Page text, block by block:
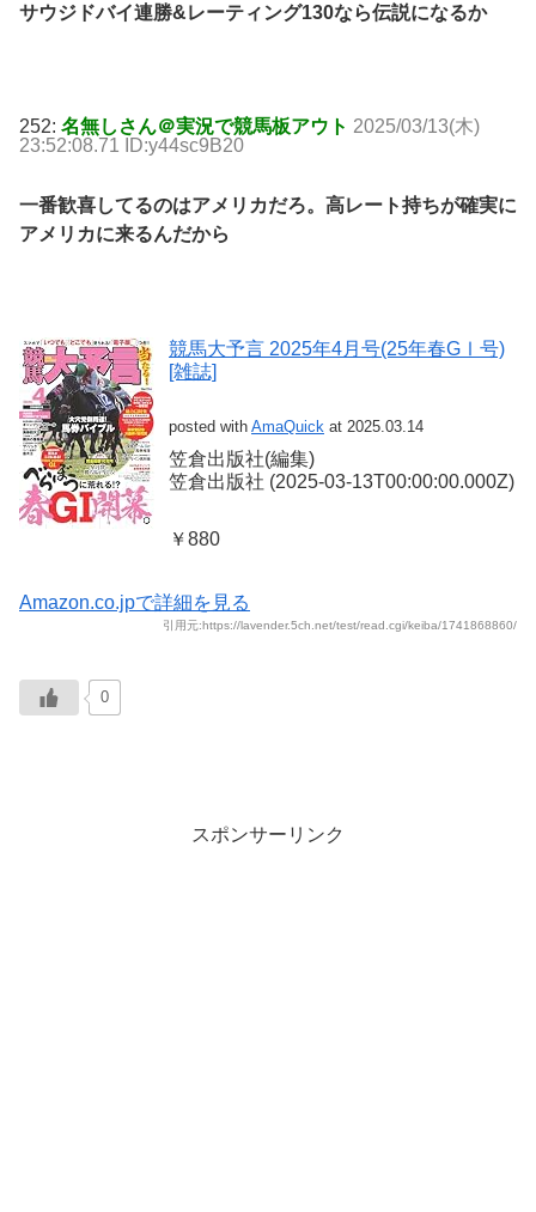
サウジドバイ連勝&レーティング130なら伝説になるか
252: 名無しさん＠実況で競馬板アウト 2025/03/13(木)
23:52:08.71 ID:y44sc9B20
一番歓喜してるのはアメリカだろ。高レート持ちが確実に
アメリカに来るんだから
競馬大予言 2025年4月号(25年春GⅠ号)
[雑誌]
posted with AmaQuick at 2025.03.14
笠倉出版社(編集)
笠倉出版社 (2025-03-13T00:00:00.000Z)
￥880
Amazon.co.jpで詳細を見る
引用元:https://lavender.5ch.net/test/read.cgi/keiba/1741868860/
0
スポンサーリンク